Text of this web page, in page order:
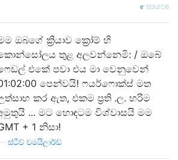
source
ඔබගේ ක්‍රියාව ක්‍රෝම් හි
තුළ අලවන්නෙමි: / ඔබේ
එකේ පවා එය මා වෙනුවෙන්
පෙන්වයි! ෆයර්ෆොක්ස් මත
කර ඇත, එකම ප්‍රති .ල. හරිම
... මට හොඳටම විශ්වාසයි මම
+ 1 නිසා!
ස්ටීව් චමයිලාර්ඩ්